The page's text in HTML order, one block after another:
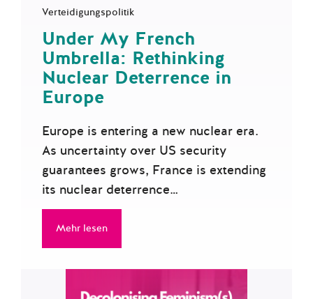
Verteidigungspolitik
Under My French
Umbrella: Rethinking
Nuclear Deterrence in
Europe
Europe is entering a new nuclear era.
As uncertainty over US security
guarantees grows, France is extending
its nuclear deterrence…
Mehr lesen